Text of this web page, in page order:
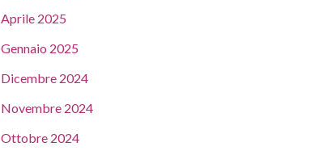
Aprile 2025
Gennaio 2025
Dicembre 2024
Novembre 2024
Ottobre 2024